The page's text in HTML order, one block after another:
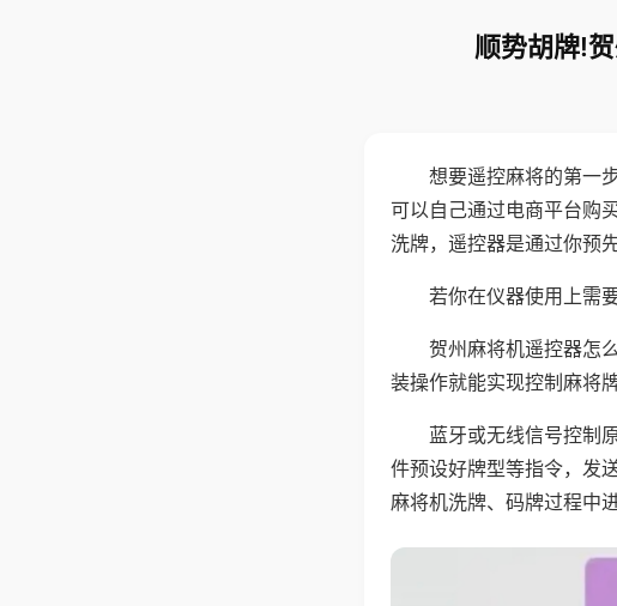
顺势胡牌!
想要遥控麻将的第一
可以自己通过电商平台购
洗牌，遥控器是通过你预
若你在仪器使用上需
贺州麻将机遥控器怎
装操作就能实现控制麻将
蓝牙或无线信号控制
件预设好牌型等指令，发
麻将机洗牌、码牌过程中